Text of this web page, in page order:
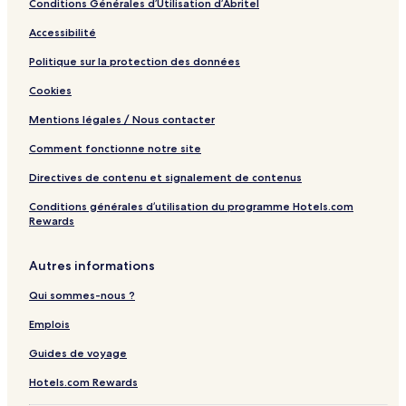
Conditions Générales d’Utilisation d’Abritel
Accessibilité
Politique sur la protection des données
Cookies
Mentions légales / Nous contacter
Comment fonctionne notre site
Directives de contenu et signalement de contenus
Conditions générales d’utilisation du programme Hotels.com
Rewards
Autres informations
Qui sommes-nous ?
Emplois
Guides de voyage
Hotels.com Rewards